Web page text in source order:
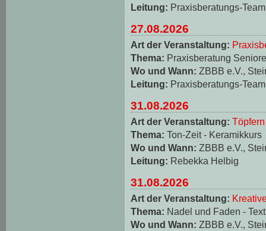
Leitung: Praxisberatungs-Team
27.08.2026
Art der Veranstaltung:
Thema: Praxisberatung
Wo und Wann: ZBBB e.V.,
Leitung: Praxisberatungs-Team
31.08.2026
Art der Veranstaltung: Töpfern
Thema: Ton-Zeit - Keramikkurs
Wo und Wann: ZBBB e.V.,
Leitung: Rebekka Helbig
31.08.2026
Art der Veranstaltung:
Thema: Nadel und Faden -
Wo und Wann: ZBBB e.V.,